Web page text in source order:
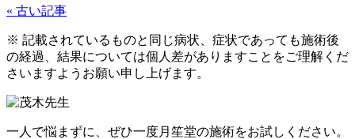
« 古い記事
※ 記載されているものと同じ病状、症状であっても施術後
の経過、結果については個人差がありますことをご理解くだ
さいますようお願い申し上げます。
一人で悩まずに、ぜひ一度月笙堂の施術をお試しください。